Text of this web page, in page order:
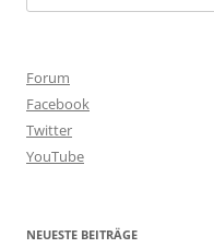
nach:
Forum
Facebook
Twitter
YouTube
NEUESTE BEITRÄGE